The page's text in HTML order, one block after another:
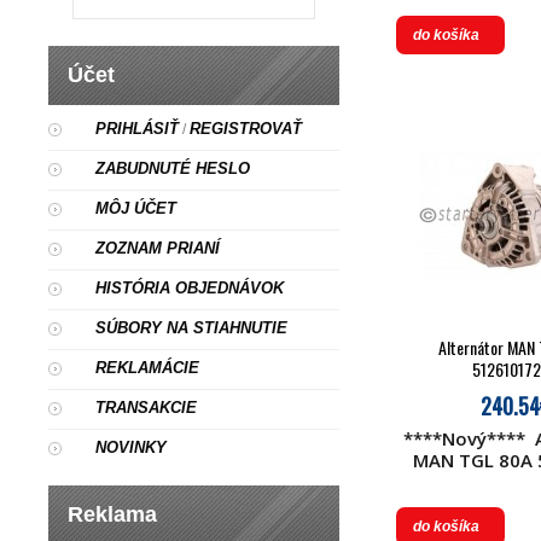
Účet
PRIHLÁSIŤ/REGISTROVAŤ
ZABUDNUTÉ HESLO
MÔJ ÚČET
ZOZNAM PRIANÍ
HISTÓRIA OBJEDNÁVOK
SÚBORY NA STIAHNUTIE
REKLAMÁCIE
TRANSAKCIE
NOVINKY
Reklama
7246 51
26101 9246 51
BOH
do košíka
Alternátor MAN
****Nový****
MAN TGL 80A
do košíka